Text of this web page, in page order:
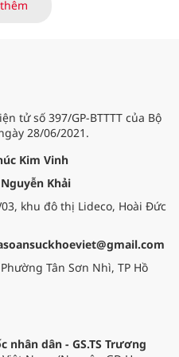
và đậm chất nhân văn. Ở nơi
tử số 397/GP-BTTTT của Bộ
28/06/2021.
Kim Vinh
Khải
khu đô thị Lideco, Hoài Đức
Tân Sơn Nhì, TP Hồ
nhân dân - GS.TS Trương